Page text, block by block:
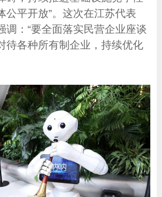
公平开放”。这次在江苏代表
调：“要全面落实民营企业座谈
待各种所有制企业，持续优化